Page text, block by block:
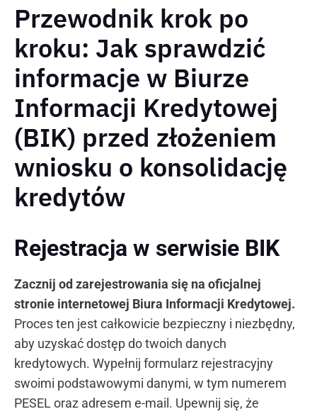
Przewodnik krok po
kroku: Jak sprawdzić
informacje w Biurze
Informacji Kredytowej
(BIK) przed złożeniem
wniosku o konsolidację
kredytów
Rejestracja w serwisie BIK
Zacznij od zarejestrowania się na oficjalnej
stronie internetowej Biura Informacji Kredytowej.
Proces ten jest całkowicie bezpieczny i niezbędny,
aby uzyskać dostęp do twoich danych
kredytowych. Wypełnij formularz rejestracyjny
swoimi podstawowymi danymi, w tym numerem
PESEL oraz adresem e-mail. Upewnij się, że